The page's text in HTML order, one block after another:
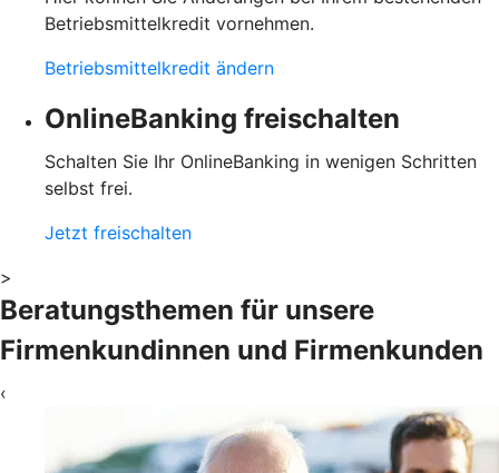
Betriebsmittelkredit vornehmen.
Betriebsmittelkredit ändern
OnlineBanking freischalten
Schalten Sie Ihr OnlineBanking in wenigen Schritten
selbst frei.
Jetzt freischalten
>
Beratungsthemen für unsere
Firmenkundinnen und Firmenkunden
‹